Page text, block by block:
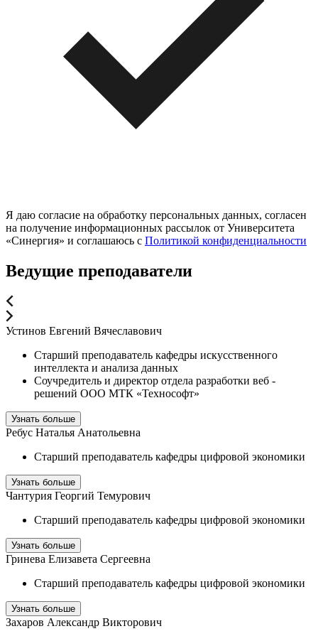
Я даю согласие на обработку персональных данных, согласен
на получение информационных рассылок от Университета
«Синергия» и соглашаюсь c Политикой конфиденциальности
Ведущие преподаватели
Устинов Евгений Вячеславович
Старший преподаватель кафедры искусственного
интеллекта и анализа данных
Соучредитель и директор отдела разработки веб -
решений ООО МТК «Технософт»
Узнать больше
Ребус Наталья Анатольевна
Старший преподаватель кафедры цифровой экономики
Узнать больше
Чантурия Георгий Темурович
Старший преподаватель кафедры цифровой экономики
Узнать больше
Гринева Елизавета Сергеевна
Старший преподаватель кафедры цифровой экономики
Узнать больше
Захаров Александр Викторович